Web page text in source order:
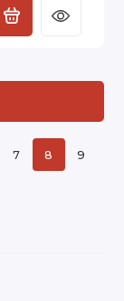
7 8 9